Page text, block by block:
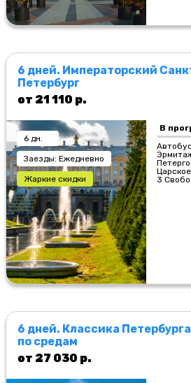
6 дней. Императорский
Петербург
от 21 110 р.
6 дн.
Заезды: Ежедневно
Жаркие скидки
В
3
6 дней. Классика Петербурга
по средам
от 27 030 р.